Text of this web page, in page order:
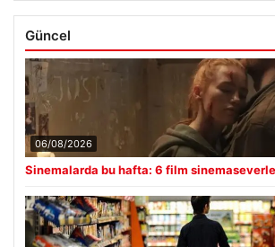
Güncel
06/08/2026
Sinemalarda bu hafta: 6 film